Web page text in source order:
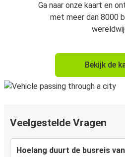
Ga naar onze kaart en
met meer dan 8000
Bekijk de
Veelgestelde Vragen
Hoelang duurt de busreis